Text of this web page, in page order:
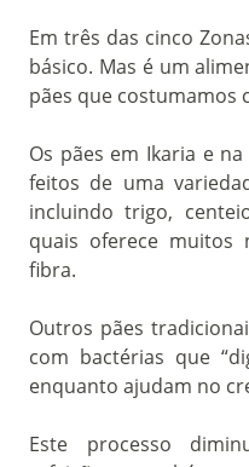
Em três das cinco
básico. Mas é um
pães que costumamos
Os pães em Ikaria e
feitos de uma
incluindo trigo,
quais oferece muitos
fibra.
Outros pães
com bactérias que
enquanto ajudam no
Este processo